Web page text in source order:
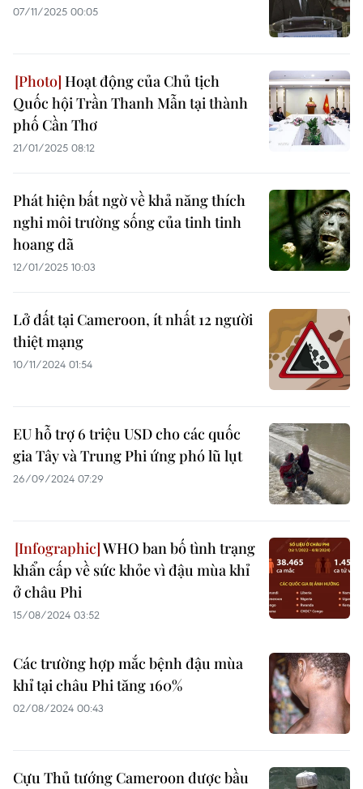
07/11/2025 00:05
Hoạt động của Chủ tịch
Quốc hội Trần Thanh Mẫn tại thành
phố Cần Thơ
21/01/2025 08:12
Phát hiện bất ngờ về khả năng thích
nghi môi trường sống của tinh tinh
hoang dã
12/01/2025 10:03
Lở đất tại Cameroon, ít nhất 12 người
thiệt mạng
10/11/2024 01:54
EU hỗ trợ 6 triệu USD cho các quốc
gia Tây và Trung Phi ứng phó lũ lụt
26/09/2024 07:29
WHO ban bố tình trạng
khẩn cấp về sức khỏe vì đậu mùa khỉ
ở châu Phi
15/08/2024 03:52
Các trường hợp mắc bệnh đậu mùa
khỉ tại châu Phi tăng 160%
02/08/2024 00:43
Cựu Thủ tướng Cameroon được bầu